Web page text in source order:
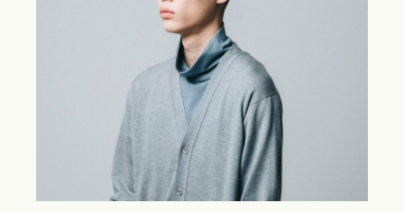
Look
Construction
Product Lineup